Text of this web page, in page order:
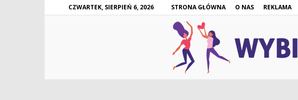
CZWARTEK, SIERPIEŃ 6, 2026 STRONA GŁÓWNA O NAS REKLAMA